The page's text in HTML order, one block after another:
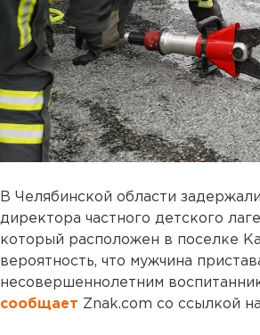
В Челябинской области
директора частного детского
который расположен в поселке
вероятность, что мужчина
несовершеннолетним
сообщает Znak.com со ссылкой